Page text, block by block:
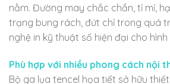
nằm. Đường may chắc chắn, tỉ mỉ,
trạng bung rách, đứt chỉ trong quá
nghệ in kỹ thuật số hiện đại cho
Phù hợp với nhiều phong cách nội
Bộ ga lụa tencel họa tiết sở hữu